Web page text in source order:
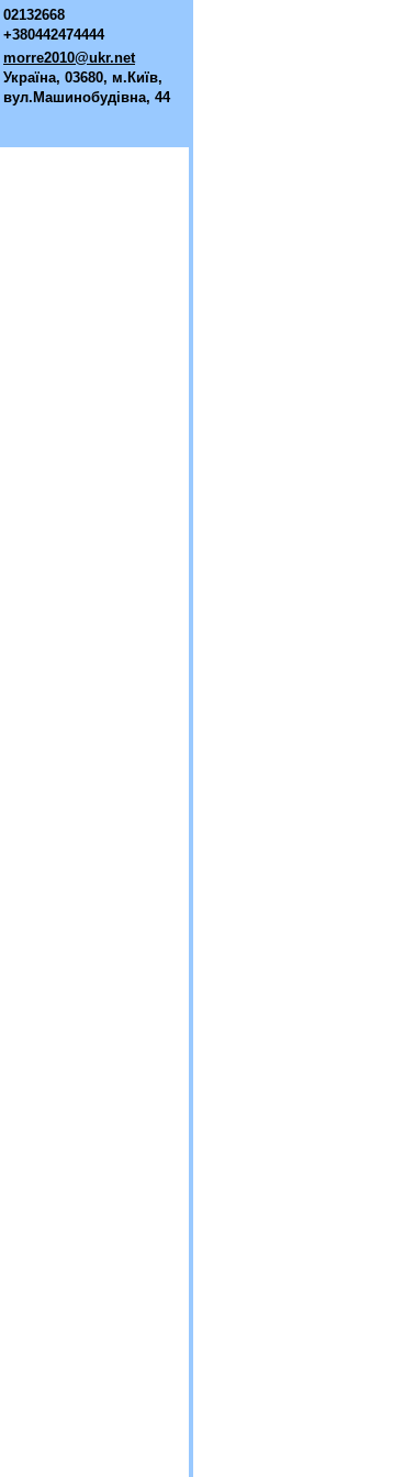
02132668
+380442474444
morre2010@ukr.net
Україна, 03680, м.Київ,
вул.Машинобудівна, 44